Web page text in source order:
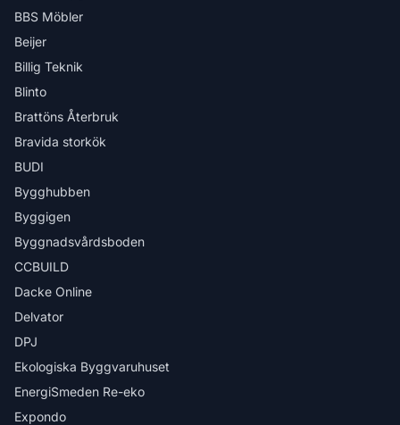
BBS Möbler
Beijer
Billig Teknik
Blinto
Brattöns Återbruk
Bravida storkök
BUDI
Bygghubben
Byggigen
Byggnadsvårdsboden
CCBUILD
Dacke Online
Delvator
DPJ
Ekologiska Byggvaruhuset
EnergiSmeden Re-eko
Expondo